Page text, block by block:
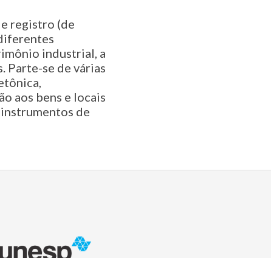
registro (de
industrial, a
se de várias
aos bens e locais
de